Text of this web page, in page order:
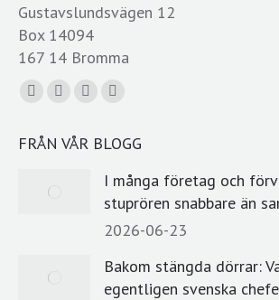
Gustavslundsvägen 12
Box 14094
167 14 Bromma
Du hittar oss på:
Facebook
opens
new
YouTube
opens
Linkedin
opens
new
window
E-
page
opens
in
new
window
FRÅN VÅR BLOGG
I många företag och
stuprören snabbare än
2026-06-23
Bakom stängda dörrar:
egentligen svenska